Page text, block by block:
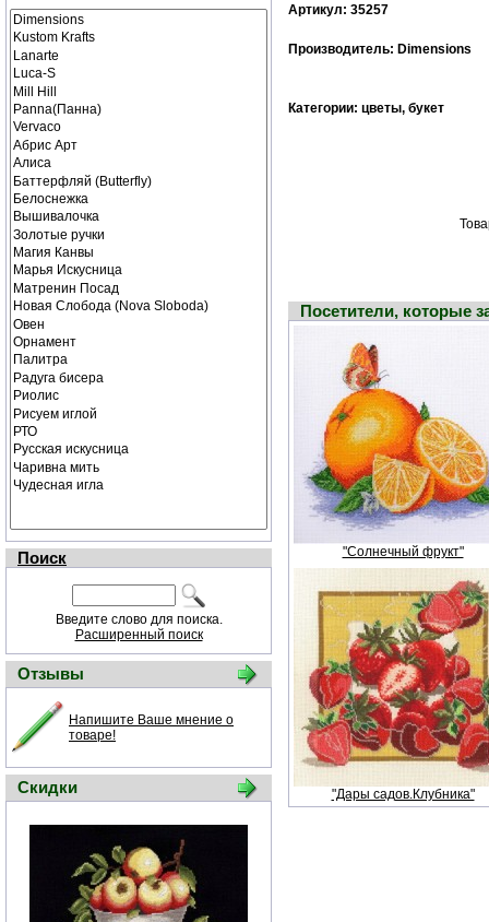
Поиск
Введите слово для поиска.
Расширенный поиск
Отзывы
Напишите Ваше мнение о
товаре!
Скидки
Артикул: 35257
Производитель: Dimensions
Категории: цветы, букет
Посетители, которые
"Солнечный фрукт"
"Дары садов.Клубника"